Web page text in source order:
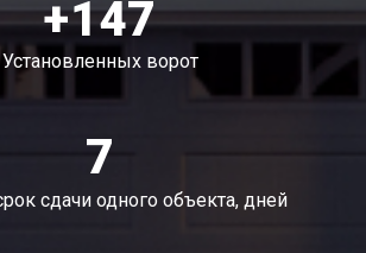
+147
Установленных ворот
7
сдачи одного объекта, дней